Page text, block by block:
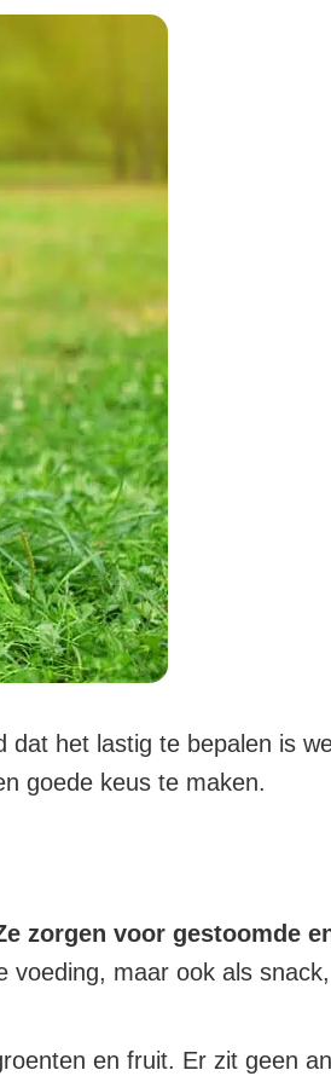
het lastig te bepalen is
goede keus te maken.
zorgen voor gestoomde
voeding, maar ook als
en fruit. Er zit geen